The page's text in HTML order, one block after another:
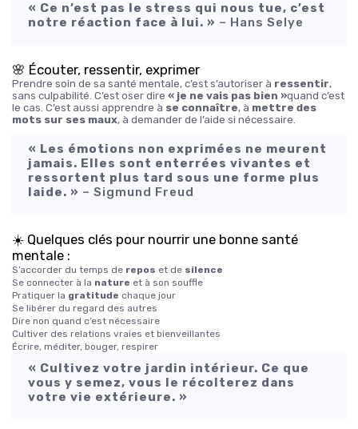
« Ce n’est pas le stress qui nous tue, c’est
notre réaction face à lui. » – Hans Selye
🌸 Écouter, ressentir, exprimer
Prendre soin de sa santé mentale, c’est s’autoriser à ressentir,
sans culpabilité. C’est oser dire « je ne vais pas bien »quand c’est
le cas. C’est aussi apprendre à se connaître, à mettre des
mots sur ses maux, à demander de l’aide si nécessaire.
« Les émotions non exprimées ne meurent
jamais. Elles sont enterrées vivantes et
ressortent plus tard sous une forme plus
laide. » – Sigmund Freud
☀️ Quelques clés pour nourrir une bonne santé
mentale :
S’accorder du temps de repos et de silence
Se connecter à la nature et à son souffle
Pratiquer la gratitude chaque jour
Se libérer du regard des autres
Dire non quand c’est nécessaire
Cultiver des relations vraies et bienveillantes
Écrire, méditer, bouger, respirer
« Cultivez votre jardin intérieur. Ce que
vous y semez, vous le récolterez dans
votre vie extérieure. »